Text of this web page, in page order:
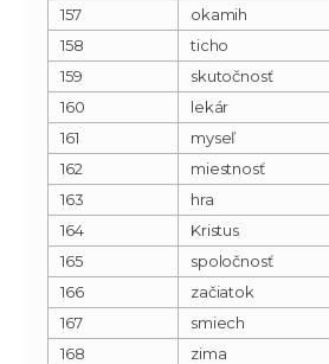
157
okamih
158
ticho
159
skutočnosť
160
lekár
161
myseľ
162
miestnosť
163
hra
164
Kristus
165
spoločnosť
166
začiatok
167
smiech
168
zima